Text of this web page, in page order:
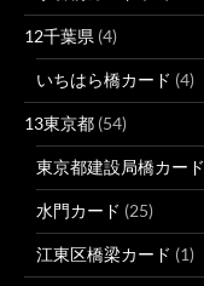
12千葉県 (4)
いちはら橋カード (4)
13東京都 (54)
東京都建設局橋カード
水門カード (25)
江東区橋梁カード (1)